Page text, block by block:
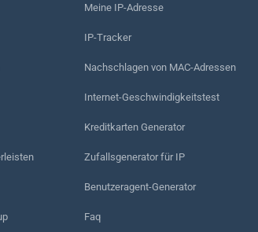
Meine IP-Adresse
IP-Tracker
Nachschlagen von MAC-Adressen
Internet-Geschwindigkeitstest
Kreditkarten Generator
Zufallsgenerator für IP
Benutzeragent-Generator
Faq